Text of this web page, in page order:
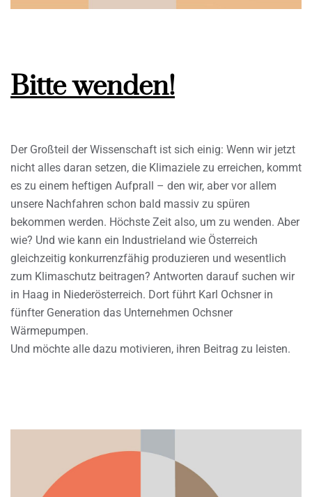
Bitte wenden!
Der Großteil der Wissenschaft ist sich einig: Wenn wir jetzt
nicht alles daran setzen, die Klimaziele zu erreichen, kommt
es zu einem heftigen Aufprall – den wir, aber vor allem
unsere Nachfahren schon bald massiv zu spüren
bekommen werden. Höchste Zeit also, um zu wenden. Aber
wie? Und wie kann ein Industrieland wie Österreich
gleichzeitig konkurrenzfähig produzieren und wesentlich
zum Klimaschutz beitragen? Antworten darauf suchen wir
in Haag in Niederösterreich. Dort führt Karl Ochsner in
fünfter Generation das Unternehmen Ochsner
Wärmepumpen.
Und möchte alle dazu motivieren, ihren Beitrag zu leisten.